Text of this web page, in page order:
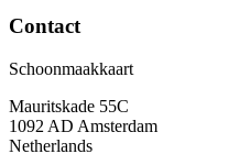
Contact
Schoonmaakkaart
Mauritskade 55C
1092 AD Amsterdam
Netherlands